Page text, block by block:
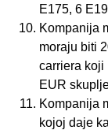
E175, 6
Kompanija
moraju biti
carriera koji
EUR
Kompanija
kojoj daje